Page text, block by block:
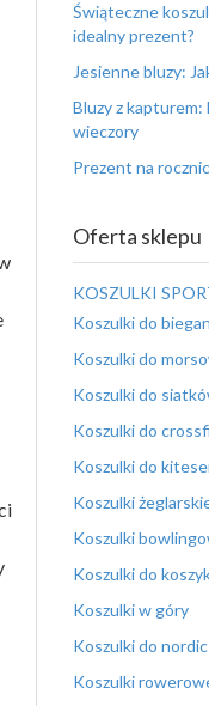
Świąteczne
idealny prezent?
Jesienne bluzy:
Bluzy z
wieczory
Prezent na
Oferta sklepu
KOSZULKI
Koszulki do
Koszulki do
Koszulki do
Koszulki do
Koszulki do
Koszulki
Koszulki
Koszulki do
Koszulki w góry
Koszulki do
Koszulki